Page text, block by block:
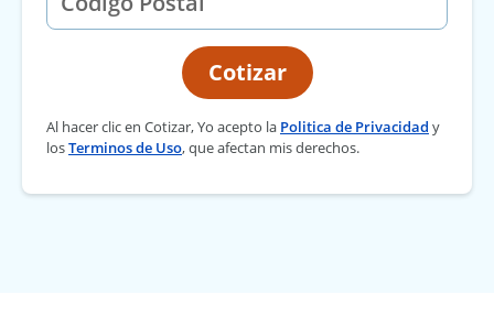
Cotizar
Al hacer clic en Cotizar, Yo acepto la Politica de Privacidad y
losTerminos de Uso, que afectan mis derechos.